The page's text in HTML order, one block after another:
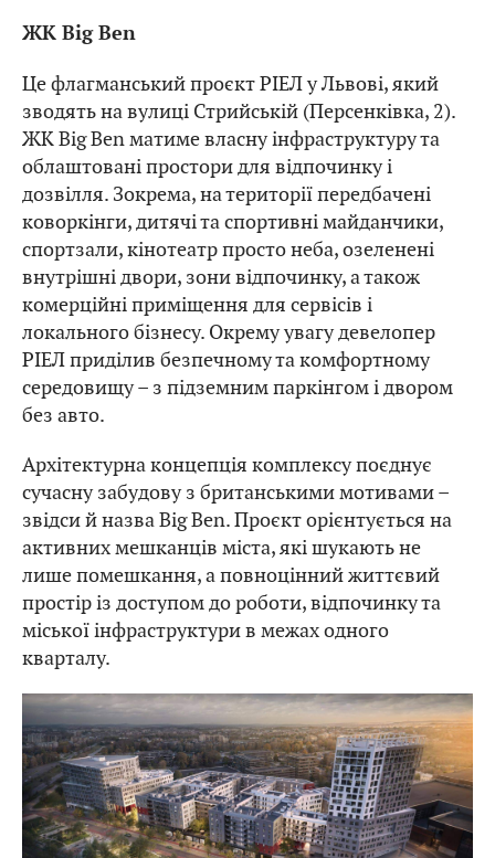
ЖК Big Ben
Це флагманський проєкт РІЕЛ у Львові, який
зводять на вулиці Стрийській (Персенківка, 2).
ЖК Big Ben матиме власну інфраструктуру та
облаштовані простори для відпочинку і
дозвілля. Зокрема, на території передбачені
коворкінги, дитячі та спортивні майданчики,
спортзали, кінотеатр просто неба, озеленені
внутрішні двори, зони відпочинку, а також
комерційні приміщення для сервісів і
локального бізнесу. Окрему увагу девелопер
РІЕЛ приділив безпечному та комфортному
середовищу – з підземним паркінгом і двором
без авто.
Архітектурна концепція комплексу поєднує
сучасну забудову з британськими мотивами –
звідси й назва Big Ben. Проєкт орієнтується на
активних мешканців міста, які шукають не
лише помешкання, а повноцінний життєвий
простір із доступом до роботи, відпочинку та
міської інфраструктури в межах одного
кварталу.